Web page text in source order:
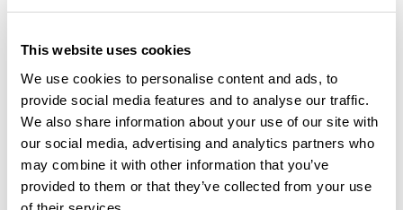
This website uses cookies
We use cookies to personalise content and ads, to
provide social media features and to analyse our traffic.
We also share information about your use of our site with
our social media, advertising and analytics partners who
may combine it with other information that you’ve
provided to them or that they’ve collected from your use
par le brouillard
gcp94663
Ajouter un avis